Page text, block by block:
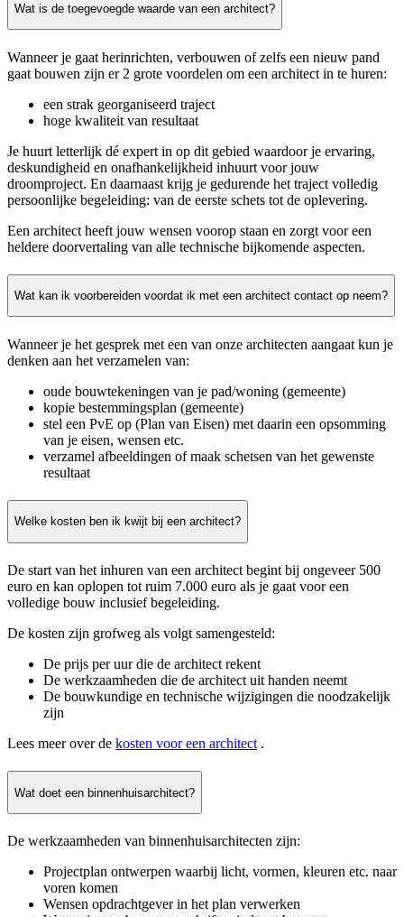
Wat is de toegevoegde waarde van een architect?
Wanneer je gaat herinrichten, verbouwen of zelfs een nieuw pand
gaat bouwen zijn er 2 grote voordelen om een architect in te huren:
een strak georganiseerd traject
hoge kwaliteit van resultaat
Je huurt letterlijk dé expert in op dit gebied waardoor je ervaring,
deskundigheid en onafhankelijkheid inhuurt voor jouw
droomproject. En daarnaast krijg je gedurende het traject volledig
persoonlijke begeleiding: van de eerste schets tot de oplevering.
Een architect heeft jouw wensen voorop staan en zorgt voor een
heldere doorvertaling van alle technische bijkomende aspecten.
Wat kan ik voorbereiden voordat ik met een architect contact op neem?
Wanneer je het gesprek met een van onze architecten aangaat kun je
denken aan het verzamelen van:
oude bouwtekeningen van je pad/woning (gemeente)
kopie bestemmingsplan (gemeente)
stel een PvE op (Plan van Eisen) met daarin een opsomming
van je eisen, wensen etc.
verzamel afbeeldingen of maak schetsen van het gewenste
resultaat
Welke kosten ben ik kwijt bij een architect?
De start van het inhuren van een architect begint bij ongeveer 500
euro en kan oplopen tot ruim 7.000 euro als je gaat voor een
volledige bouw inclusief begeleiding.
De kosten zijn grofweg als volgt samengesteld:
De prijs per uur die de architect rekent
De werkzaamheden die de architect uit handen neemt
De bouwkundige en technische wijzigingen die noodzakelijk
zijn
Lees meer over de kosten voor een architect .
Wat doet een binnenhuisarchitect?
De werkzaamheden van binnenhuisarchitecten zijn:
Projectplan ontwerpen waarbij licht, vormen, kleuren etc. naar
voren komen
Wensen opdrachtgever in het plan verwerken